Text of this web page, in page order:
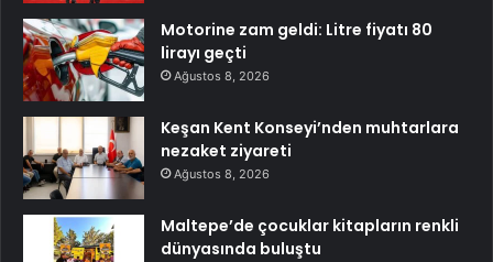
Motorine zam geldi: Litre fiyatı 80
lirayı geçti
Ağustos 8, 2026
Keşan Kent Konseyi’nden muhtarlara
nezaket ziyareti
Ağustos 8, 2026
Maltepe’de çocuklar kitapların renkli
dünyasında buluştu